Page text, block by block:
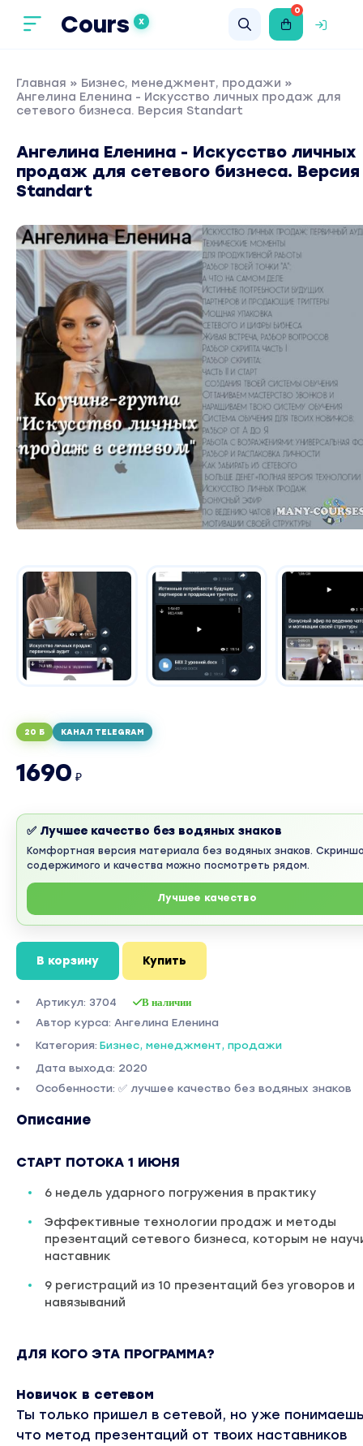
Cours X
0
Главная » Бизнес, менеджмент, продажи »
Ангелина Еленина - Искусство личных продаж для
сетевого бизнеса. Версия Standart
Ангелина Еленина - Искусство личных
продаж для сетевого бизнеса. Версия
Standart
20 Б КАНАЛ TELEGRAM
1690 ₽
✅ Лучшее качество без водяных знаков
Комфортная версия материала без водяных знаков.
содержимого и качества можно посмотреть рядом.
Лучшее качество
В корзину Купить
Артикул: 3704 В наличии
Автор курса: Ангелина Еленина
Категория: Бизнес, менеджмент, продажи
Дата выхода: 2020
Особенности: ✅ лучшее качество без водяных знаков
Описание
СТАРТ ПОТОКА 1 ИЮНЯ
6 недель ударного погружения в практику
Эффективные технологии продаж и методы
презентаций сетевого бизнеса, которым не
наставник
9 регистраций из 10 презентаций без уговоров и
навязываний
ДЛЯ КОГО ЭТА ПРОГРАММА?
Новичок в сетевом
Ты только пришел в сетевой, но уже
что метод презентаций от твоих наставников